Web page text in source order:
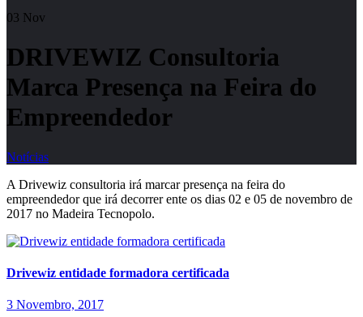
03 Nov
DRIVEWIZ Consultoria
Marca Presença na Feira do
Empreendedor
Notícias
A Drivewiz consultoria irá marcar presença na feira do
empreendedor que irá decorrer ente os dias 02 e 05 de novembro de
2017 no Madeira Tecnopolo.
Drivewiz entidade formadora certificada
3 Novembro, 2017